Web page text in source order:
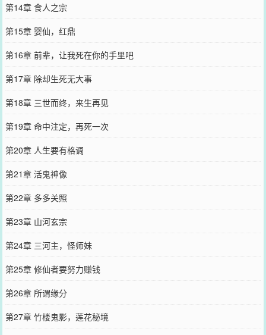
第14章 食人之宗
第15章 婴仙，红鼎
第16章 前辈，让我死在你的手里吧
第17章 除却生死无大事
第18章 三世而终，来生再见
第19章 命中注定，再死一次
第20章 人生要有格调
第21章 活鬼神像
第22章 多多关照
第23章 山河玄宗
第24章 三河主，怪师妹
第25章 修仙者要努力赚钱
第26章 所谓缘分
第27章 竹楼鬼影，莲花秘境